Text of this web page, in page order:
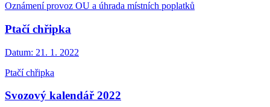
Oznámení provoz OU a úhrada místních poplatků
Ptačí chřipka
Datum: 21. 1. 2022
Ptačí chřipka
Svozový kalendář 2022